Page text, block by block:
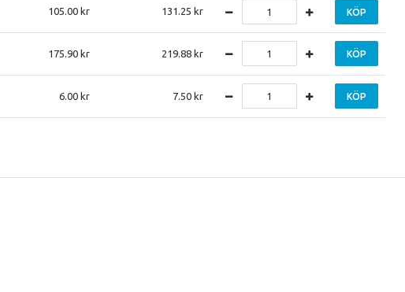
105.00 131.25 KÖP
175.90 219.88 KÖP
6.00 7.50 KÖP